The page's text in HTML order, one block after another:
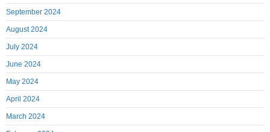
September 2024
August 2024
July 2024
June 2024
May 2024
April 2024
March 2024